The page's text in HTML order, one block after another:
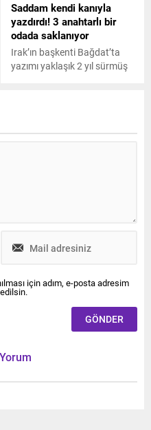
Saddam kendi kanıyla
yazdırdı! 3 anahtarlı bir
odada saklanıyor
Irak’ın başkenti Bağdat’ta
yazımı yaklaşık 2 yıl sürmüş
tutuluyor. Saddam
için adım, e-posta adresim